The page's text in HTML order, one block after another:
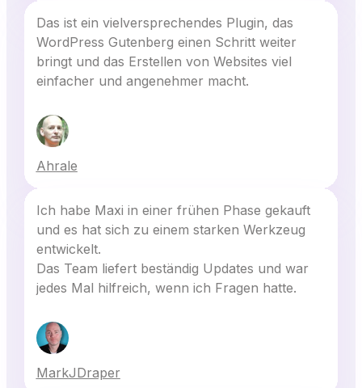
Das ist ein vielversprechendes Plugin, das
WordPress Gutenberg einen Schritt weiter
bringt und das Erstellen von Websites viel
einfacher und angenehmer macht.
Ahrale
Ich habe Maxi in einer frühen Phase gekauft
und es hat sich zu einem starken Werkzeug
entwickelt.
Das Team liefert beständig Updates und war
jedes Mal hilfreich, wenn ich Fragen hatte.
MarkJDraper